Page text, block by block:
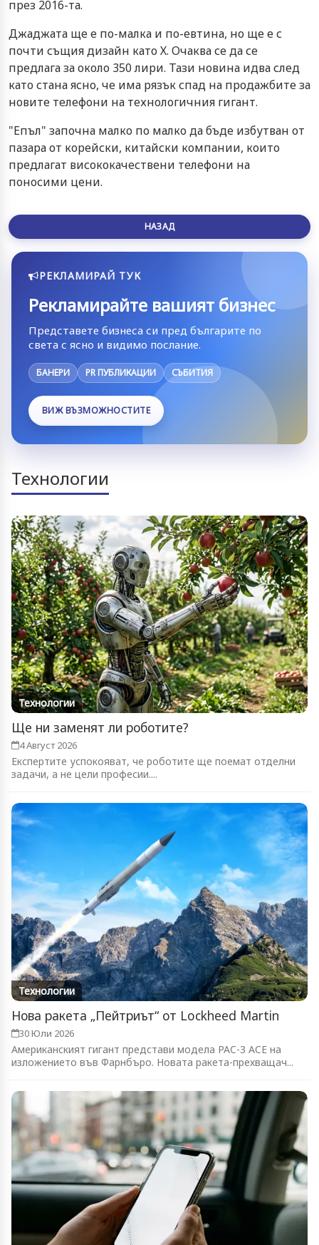
през 2016-та.
Джаджата ще е по-малка и по-евтина, но ще е с
почти същия дизайн като Х. Очаква се да се
предлага за около 350 лири. Тази новина идва след
като стана ясно, че има рязък спад на продажбите за
новите телефони на технологичния гигант.
"Епъл" започна малко по малко да бъде избутван от
пазара от корейски, китайски компании, които
предлагат висококачествени телефони на
поносими цени.
НАЗАД
РЕКЛАМИРАЙ ТУК
Рекламирайте вашият бизнес
Представете бизнеса си пред българите по
света с ясно и видимо послание.
БАНЕРИ PR ПУБЛИКАЦИИ СЪБИТИЯ
ВИЖ ВЪЗМОЖНОСТИТЕ
Технологии
Технологии
Ще ни заменят ли роботите?
4 Август 2026
Експертите успокояват, че роботите ще поемат отделни
задачи, а не цели професии....
Технологии
Нова ракета „Пейтриът“ от Lockheed Martin
30 Юли 2026
Американският гигант представи модела PAC-3 ACE на
изложението във Фарнбъро. Новата ракета-прехващач...